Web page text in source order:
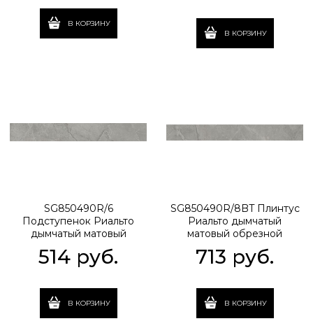
В КОРЗИНУ
В КОРЗИНУ
SG850490R/6
Подступенок Риальто
дымчатый матовый
обрезной 80x10,7x0,9
514 руб.
В КОРЗИНУ
SG850490R/8BT Плинтус
Риальто дымчатый
матовый обрезной
713 руб.
В КОРЗИНУ